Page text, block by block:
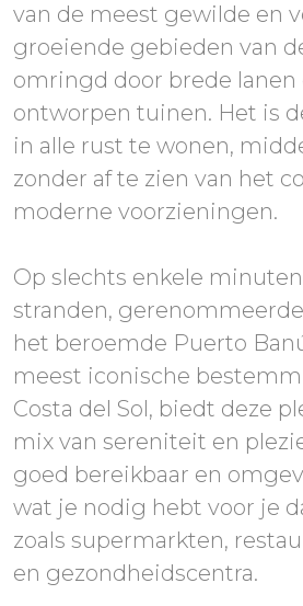
van de meest gewilde en
groeiende gebieden van
omringd door brede
ontworpen tuinen. Het is
in alle rust te wonen,
zonder af te zien van het
moderne voorzieningen.
Op slechts enkele
stranden,
het beroemde Puerto
meest iconische
Costa del Sol, biedt deze
mix van sereniteit en
goed bereikbaar en
wat je nodig hebt voor je
zoals supermarkten,
en gezondheidscentra.